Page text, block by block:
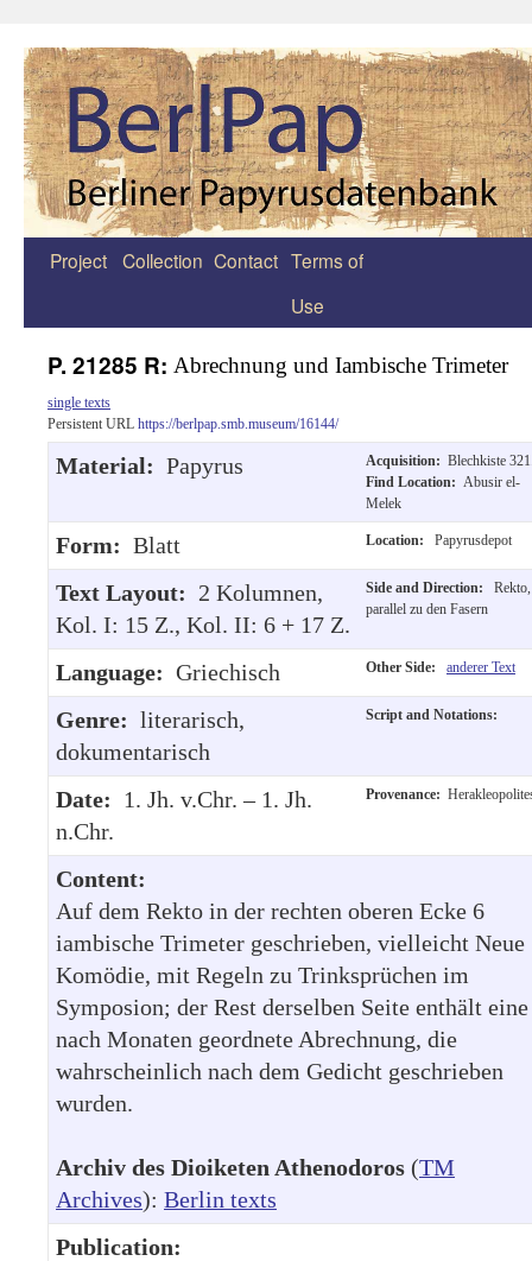
Zum
Project Collection Contact Terms of
Use
P. 21285 R: Abrechnung und Iambische Trimeter
single texts
Persistent URL https://berlpap.smb.museum/16144/
Material: Papyrus Acquisition: Blechkiste
Find Location: Abusir el-
Melek
Form: Blatt Location: Papyrusdepot
Text Layout: 2 Kolumnen,
Kol. I: 15 Z., Kol. II: 6 + 17 Z.
Side and Direction:
Rekto,
parallel zu den Fasern
Language: Griechisch Other Side: anderer Text
Genre: literarisch,
dokumentarisch
Script and Notations:
Date: 1. Jh. v.Chr. – 1. Jh.
n.Chr.
Provenance:
Content:
Auf dem Rekto in der rechten oberen Ecke 6
iambische Trimeter geschrieben, vielleicht Neue
Komödie, mit Regeln zu Trinksprüchen im
Symposion; der Rest derselben Seite enthält eine
nach Monaten geordnete Abrechnung, die
wahrscheinlich nach dem Gedicht geschrieben
wurden.
Archiv des Dioiketen Athenodoros (TM
Archives): Berlin texts
Publication: